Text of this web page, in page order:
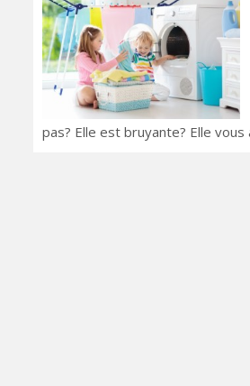
pas? Elle est bruyante? Elle